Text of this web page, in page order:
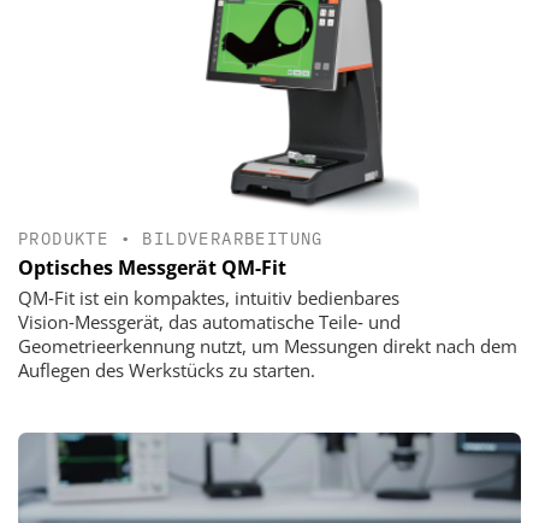
PRODUKTE • BILDVERARBEITUNG
Optisches Messgerät QM-Fit
QM‑Fit ist ein kompaktes, intuitiv bedienbares
Vision‑Messgerät, das automatische Teile‑ und
Geometrieerkennung nutzt, um Messungen direkt nach dem
Auflegen des Werkstücks zu starten.